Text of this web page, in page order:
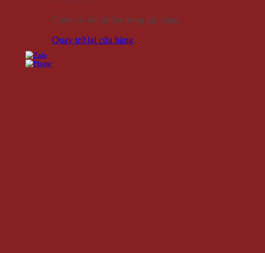
Chưa có sản phẩm trong giỏ hàng.
Quay trở lại cửa hàng